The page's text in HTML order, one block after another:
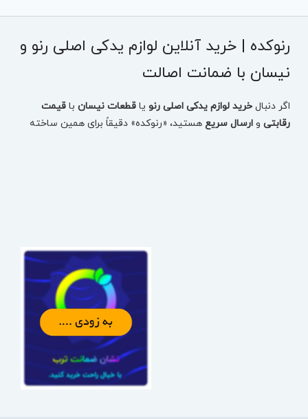
رنوکده | خرید آنلاین لوازم یدکی اصلی رنو و
نیسان با ضمانت اصالت
اگر دنبالخرید لوازم یدکی اصلی رنو یاقطعات نیسان باقیمت
رقابتی وارسال سریع هستید، «رنوکده» دقیقاً برای همین ساخته
خرید لوازم یدکی رنو بر اساس مدل خودرو (سریع و دقیق)
برای اینکه انتخاب قطعه اشتباه نشود، می‌توانید از همان ابتدا مدل
خودرو را انتخاب کنید و دقیقاً به قطعات همان خودرو برسید: